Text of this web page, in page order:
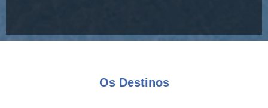
Os Destinos